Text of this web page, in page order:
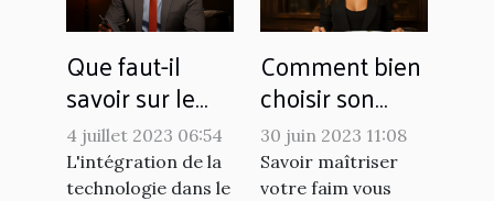
Que faut-il
savoir sur le
télésecrétariat
médical
4 juillet 2023 06:54
L'intégration de la
technologie dans le
Comment bien
choisir son
coupe faim ?
30 juin 2023 11:08
Savoir maîtriser
votre faim vous